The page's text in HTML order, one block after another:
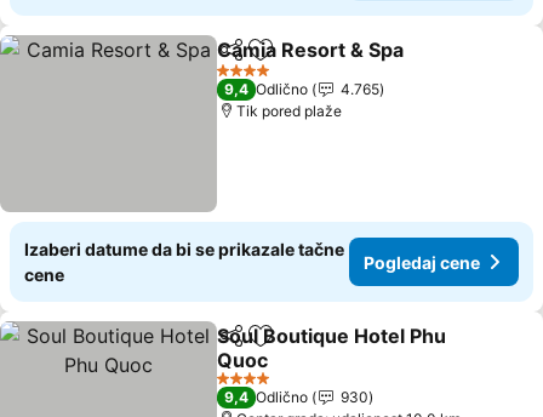
Deli Dodati u favorite
Camia Resort & Spa
4 Zvezdice
9,4 Odlično
4.765
Tik pored plaže
Izaberi datume da bi se prikazale tačne
cene
Pogledaj cene
Deli Dodati u favorite
Soul Boutique Hotel Phu
Quoc
Pogledaj cene
4 Zvezdice
9,4 Odlično
930